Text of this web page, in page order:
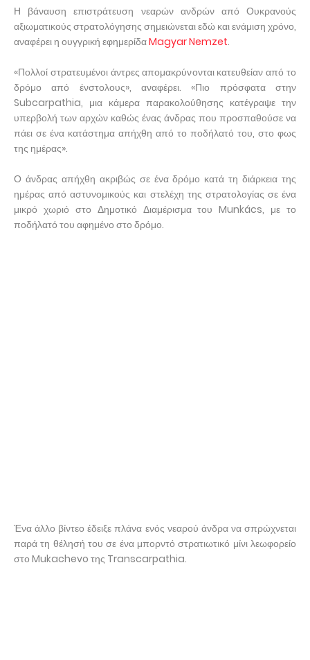
Η βάναυση επιστράτευση νεαρών ανδρών από Ουκρανούς
αξιωματικούς στρατολόγησης σημειώνεται εδώ και ενάμιση χρόνο,
αναφέρει η ουγγρική εφημερίδαMagyar Nemzet.
«Πολλοί στρατευμένοι άντρες απομακρύνονται κατευθείαν από το
δρόμο από ένστολους», αναφέρει. «Πιο πρόσφατα στην
Subcarpathia, μια κάμερα παρακολούθησης κατέγραψε την
υπερβολή των αρχών καθώς ένας άνδρας που προσπαθούσε να
πάει σε ένα κατάστημα απήχθη από το ποδήλατό του, στο φως
της ημέρας».
Ο άνδρας απήχθη ακριβώς σε ένα δρόμο κατά τη διάρκεια της
ημέρας από αστυνομικούς και στελέχη της στρατολογίας σε ένα
μικρό χωριό στο Δημοτικό Διαμέρισμα του Munkács, με το
ποδήλατό του αφημένο στο δρόμο.
Ένα άλλο βίντεο έδειξε πλάνα ενός νεαρού άνδρα να σπρώχνεται
παρά τη θέλησή του σε ένα μπορντό στρατιωτικό μίνι λεωφορείο
στο Mukachevo της Transcarpathia.